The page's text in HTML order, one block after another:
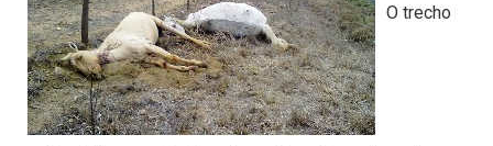
O trecho